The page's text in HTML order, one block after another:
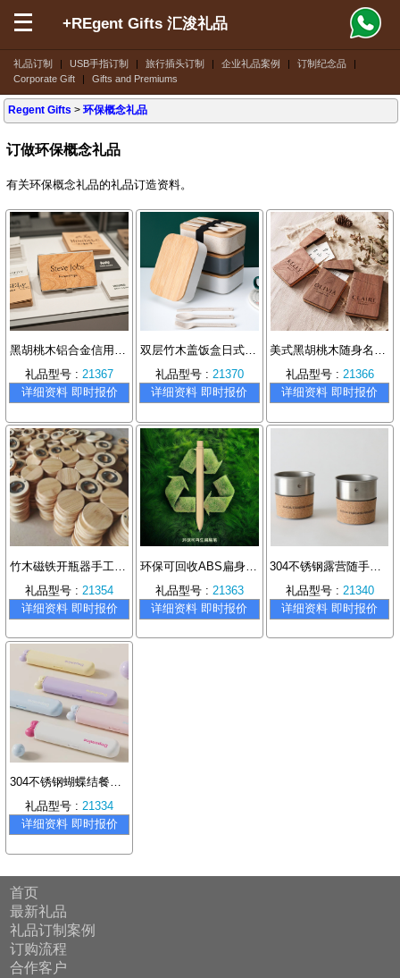
礼品订制 | USB手指订制 | 旅行插头订制 | 企业礼品案例 | 订制纪念品
|
Corporate Gift
| Gifts and Premiums
+REgent Gifts 汇浚礼品
Regent Gifts >环保概念礼品
订做环保概念礼品
有关环保概念礼品的礼品订造资料。
黑胡桃木铝合金信用卡盒名片盒商务卡包
礼品型号 :21367
详细资料 即时报价
双层竹木盖饭盒日式便当盒大容量分格便盒
礼品型号 : 21370
详细资料 即时报价
美式黑胡桃木随身名片盒商务礼品可刻字
礼品型号 : 21366
详细资料 即时报价
竹木磁铁开瓶器手工DIY礼品适用婚礼派对
礼品型号 :21354
详细资料 即时报价
环保可回收ABS扁身按动笔书
礼品型号 : 21363
详细资料 即时报价
304不锈钢露营随手杯 可叠放收纳软木套咖啡杯 户外便携礼品套装推荐
礼品型号 : 21340
详细资料 即时报价
304不锈钢蝴蝶结餐具套装三件套 便携环保餐具礼品推荐 自用送礼必备
礼品型号 :21334
详细资料 即时报价
首页
最新礼品
礼品订制案例
订购流程
合作客户